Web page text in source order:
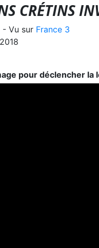
CRÉTINS
- Vu sur France 3
pour déclencher la